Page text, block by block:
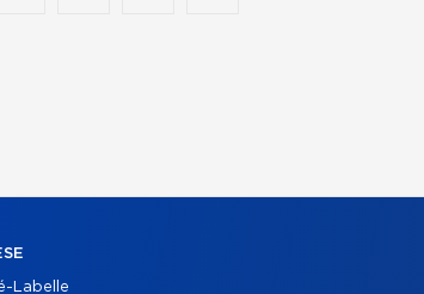
Labelle